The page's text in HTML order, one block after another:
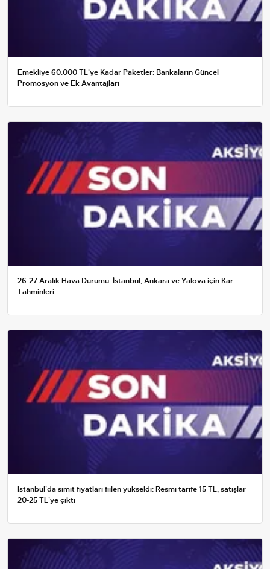
Emekliye 60.000 TL'ye Kadar Paketler: Bankaların Güncel
Promosyon ve Ek Avantajları
26-27 Aralık Hava Durumu: İstanbul, Ankara ve Yalova için Kar
Tahminleri
İstanbul'da simit fiyatları fiilen yükseldi: Resmi tarife 15 TL, satışlar
20-25 TL'ye çıktı